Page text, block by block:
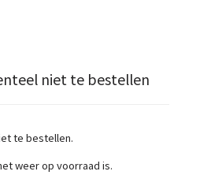
niet te bestellen
te bestellen.
weer op voorraad is.